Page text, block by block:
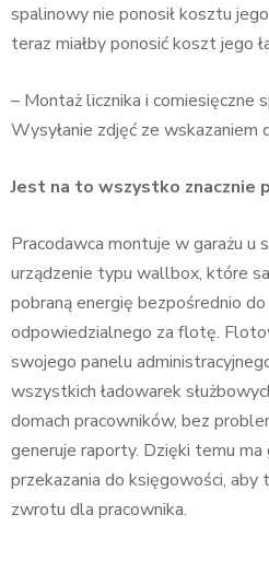
spalinowy nie ponosił kosztu
teraz miałby ponosić koszt jego
– Montaż licznika i comiesięczne
Wysyłanie zdjęć ze wskazaniem
Jest na to wszystko znacznie
Pracodawca montuje w garażu u
urządzenie typu wallbox, które
pobraną energię bezpośrednio
odpowiedzialnego za flotę.
swojego panelu
wszystkich ładowarek
domach pracowników, bez
generuje raporty. Dzięki temu
przekazania do księgowości, aby
zwrotu dla pracownika.